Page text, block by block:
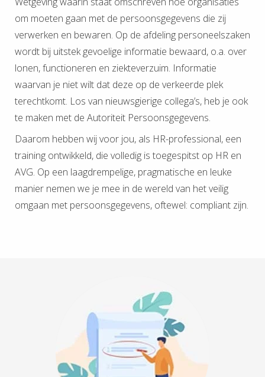
om moeten gaan met de persoonsgegevens die zij
verwerken en bewaren. Op de afdeling personeelszaken
wordt bij uitstek gevoelige informatie bewaard, o.a. over
lonen, functioneren en ziekteverzuim. Informatie
waarvan je niet wilt dat deze op de verkeerde plek
terechtkomt. Los van nieuwsgierige collega’s, heb je ook
te maken met de Autoriteit Persoonsgegevens.
Daarom hebben wij voor jou, als HR-professional, een
training ontwikkeld, die volledig is toegespitst op HR en
AVG. Op een laagdrempelige, pragmatische en leuke
manier nemen we je mee in de wereld van het veilig
omgaan met persoonsgegevens, oftewel: compliant zijn.